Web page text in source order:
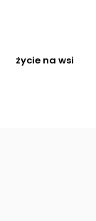
życie na wsi